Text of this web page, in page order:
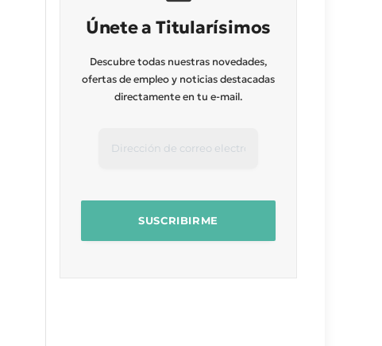
Únete a Titularísimos
Descubre todas nuestras novedades,
ofertas de empleo y noticias destacadas
directamente en tu e-mail.